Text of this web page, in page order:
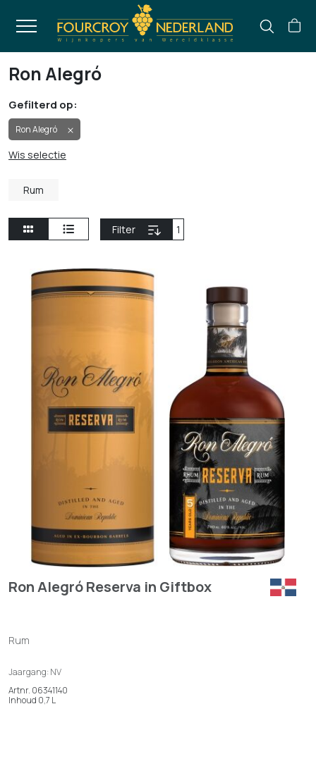
Ron Alegró
Gefilterd op:
Ron Alegró
Wis selectie
Rum
Filter 1
Ron Alegró Reserva in Giftbox
Rum
Jaargang: NV
Artnr. 06341140
Inhoud 0,7 L